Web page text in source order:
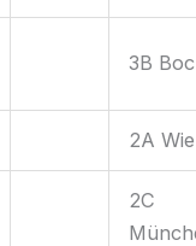
3B
2A
2C